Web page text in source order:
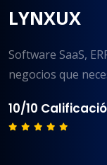
LYNXUX
Software SaaS,
negocios que
10/10